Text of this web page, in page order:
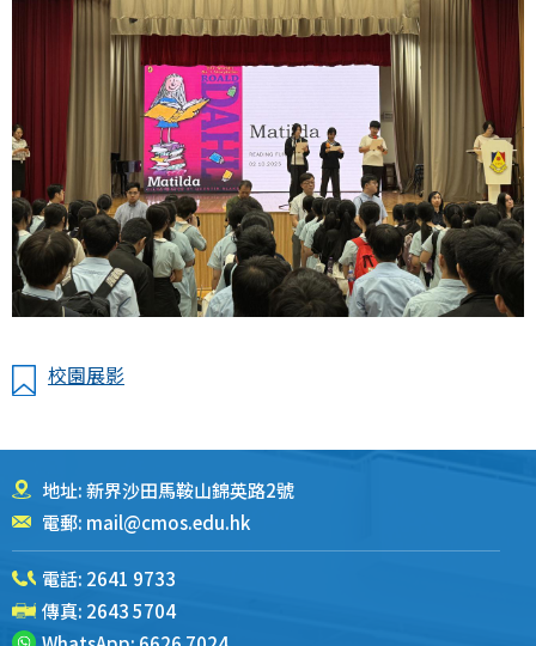
校園展影
地址: 新界沙田馬鞍山錦英路2號
電郵: mail@cmos.edu.hk
電話: 2641 9733
傳真: 2643 5704